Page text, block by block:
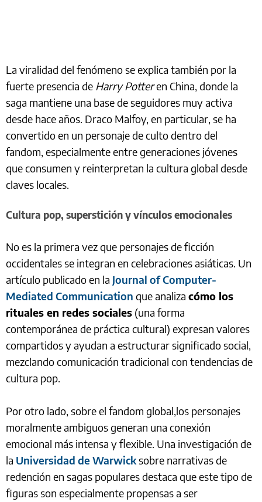
La viralidad del fenómeno se explica también por la
fuerte presencia de Harry Potteren China, donde la
saga mantiene una base de seguidores muy activa
desde hace años. Draco Malfoy, en particular, se ha
convertido en un personaje de culto dentro del
fandom, especialmente entre generaciones jóvenes
que consumen y reinterpretan la cultura global desde
claves locales.
Cultura pop, superstición y vínculos emocionales
No es la primera vez que personajes de ficción
occidentales se integran en celebraciones asiáticas. Un
artículo publicado en la Journal of Computer-
Mediated Communication que analiza cómo los
rituales en redes sociales (una forma
contemporánea de práctica cultural) expresan valores
compartidos y ayudan a estructurar significado social,
mezclando comunicación tradicional con tendencias de
cultura pop.
Por otro lado, sobre el fandom global,los personajes
moralmente ambiguos generan una conexión
emocional más intensa y flexible. Una investigación de
la Universidad de Warwicksobre narrativas de
redención en sagas populares destaca que este tipo de
figuras son especialmente propensas a ser